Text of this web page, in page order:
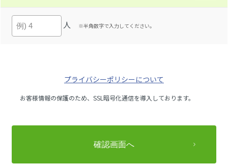
人 ※半角数字で入力してください。
プライバシーポリシーについて
お客様情報の保護のため、SSL暗号化通信を導入しております。